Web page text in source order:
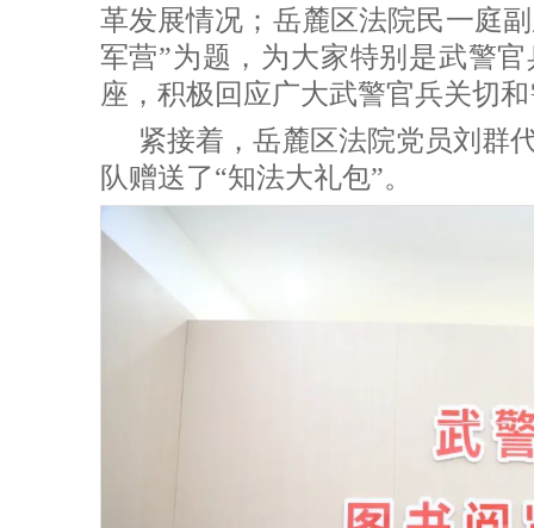
革发展情况；岳麓区法院民一庭
军营”为题，为大家特别是武警
座，积极回应广大武警官兵关切
紧接着，岳麓区法院党员刘群
队赠送了“知法大礼包”。